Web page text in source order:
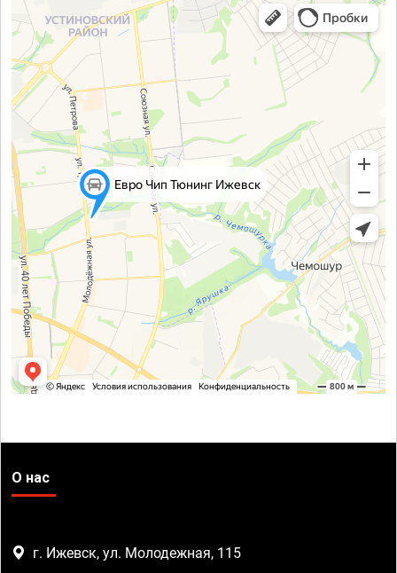
О нас
г. Ижевск, ул. Молодежная, 115